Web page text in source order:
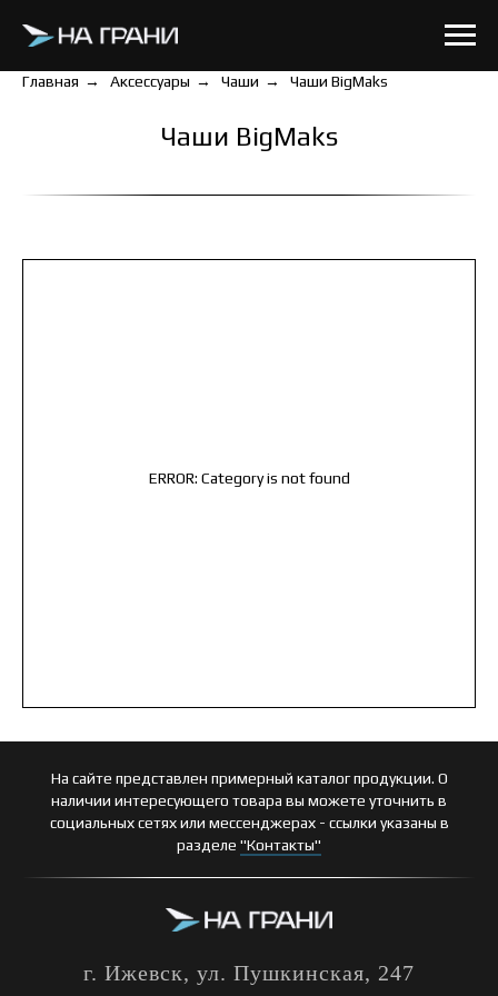
Главная → Аксессуары → Чаши → Чаши BigMaks
Чаши BigMaks
ERROR: Category is not found
На сайте представлен примерный каталог продукции. О
наличии интересующего товара вы можете уточнить в
социальных сетях или мессенджерах - ссылки указаны в
разделе "Контакты"
г. Ижевск, ул. Пушкинская, 247